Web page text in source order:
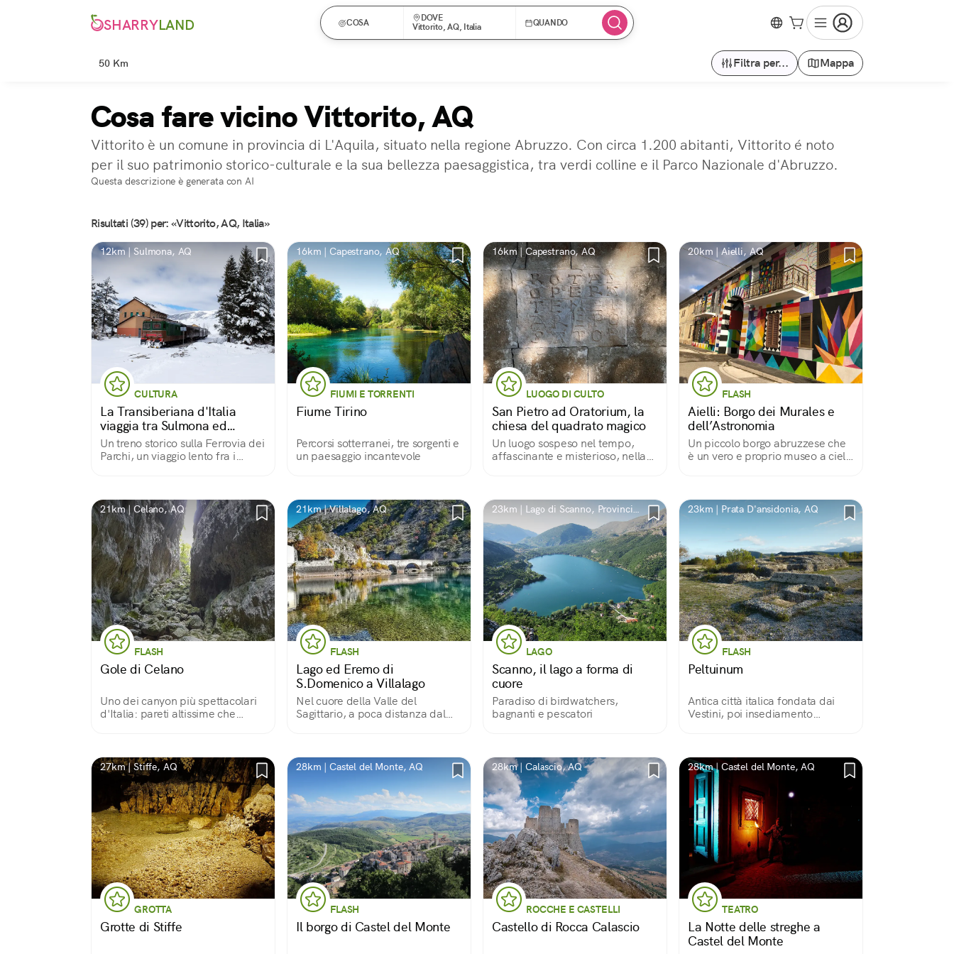
SHARRYLAND COSA
DOVE
Vittorito, AQ, Italia
QUANDO
50 Km Filtra per... Mappa
Cosa fare vicino Vittorito, AQ
Vittorito è un comune in provincia di L'Aquila, situato nella regione Abruzzo. Con circa 1.200 abitanti, Vittorito é noto
per il suo patrimonio storico-culturale e la sua bellezza paesaggistica, tra verdi colline e il Parco Nazionale d'Abruzzo.
Questa descrizione è generata con AI
Risultati (39) per: «Vittorito, AQ, Italia»
12km | Sulmona, AQ
CULTURA
La Transiberiana d'Italia
viaggia tra Sulmona ed
Isernia
Un treno storico sulla Ferrovia dei
Parchi, un viaggio lento fra i
16km | Capestrano, AQ
FIUMI E TORRENTI
Fiume Tirino
Percorsi sotterranei, tre sorgenti e
un paesaggio incantevole
16km | Capestrano, AQ
LUOGO DI CULTO
San Pietro ad Oratorium, la
chiesa del quadrato magico
Un luogo sospeso nel tempo,
affascinante e misterioso, nella
20km | Aielli, AQ
FLASH
Aielli: Borgo dei Murales e
dell’Astronomia
Un piccolo borgo abruzzese che
è un vero e proprio museo a cielo
realizzate da street artist.
21km | Celano, AQ
FLASH
Gole di Celano
Uno dei canyon più spettacolari
d'Italia: pareti altissime che
21km | Villalago, AQ
FLASH
Lago ed Eremo di
S.Domenico a Villalago
Nel cuore della Valle del
Sagittario, a poca distanza dal
da un suggestivo eremo dedicato
al Santo.
23km | Lago di Scanno, Provincia
dell'Aquila, Italia
LAGO
Scanno, il lago a forma di
cuore
Paradiso di birdwatchers,
bagnanti e pescatori
23km | Prata D'ansidonia, AQ
FLASH
Peltuinum
Antica città italica fondata dai
Vestini, poi insediamento
27km | Stiffe, AQ
GROTTA
Grotte di Stiffe
28km | Castel del Monte, AQ
FLASH
Il borgo di Castel del Monte
28km | Calascio, AQ
ROCCHE E CASTELLI
Castello di Rocca Calascio
28km | Castel del Monte, AQ
TEATRO
La Notte delle streghe a
Castel del Monte